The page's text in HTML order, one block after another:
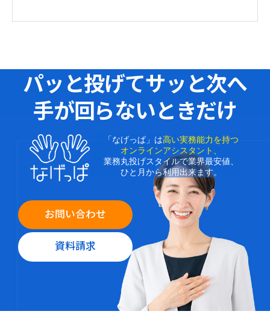
パッと投げてサッと次へ
手が回らないときだけ
「なげっぱ」は高い実務能力を持つ
オンラインアシスタント、
業務丸投げスタイルで業界最安値、
ひと月から利用出来ます。
お問い合わせ
資料請求